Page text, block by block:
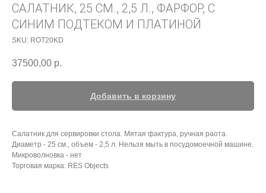
САЛАТНИК, 25 СМ., 2,5 Л., ФАРФОР, С
СИНИМ ПОДТЕКОМ И ПЛАТИНОЙ
SKU: ROT20KD
37500,00 р.
Добавить в корзину
Салатник для сервировки стола. Мятая фактура, ручная раота.
Диаметр - 25 см., объем - 2,5 л. Нельзя мыть в посудомоечной машине.
Микроволновка - нет
Торговая марка: RES Objects